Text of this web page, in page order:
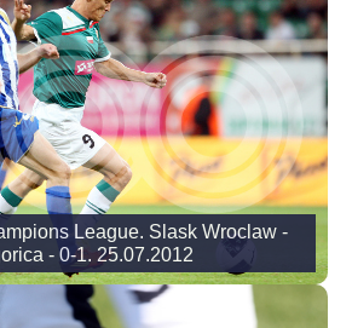
League. Slask Wroclaw -
- 0-1. 25.07.2012